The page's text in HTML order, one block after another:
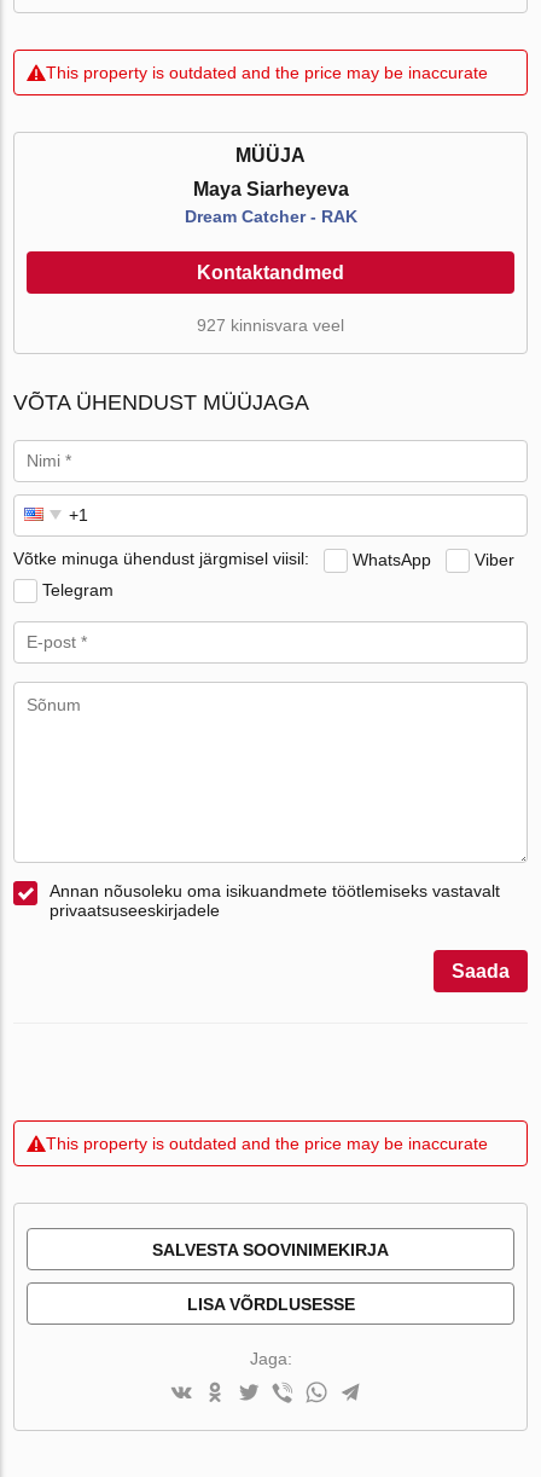
This property is outdated and the price may be inaccurate
MÜÜJA
Maya Siarheyeva
Dream Catcher - RAK
Kontaktandmed
927 kinnisvara veel
VÕTA ÜHENDUST MÜÜJAGA
Võtke minuga ühendust järgmisel viisil: WhatsApp
Viber
Telegram
Annan nõusoleku oma isikuandmete töötlemiseks vastavalt
privaatsuseeskirjadele
Saada
This property is outdated and the price may be inaccurate
SALVESTA SOOVINIMEKIRJA
LISA VÕRDLUSESSE
Jaga: